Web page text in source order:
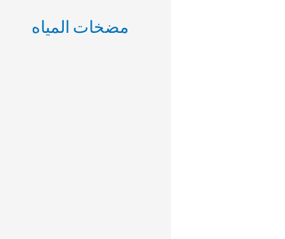
مضخات المياه